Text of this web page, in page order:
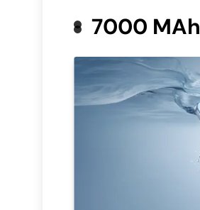
7000 MAh